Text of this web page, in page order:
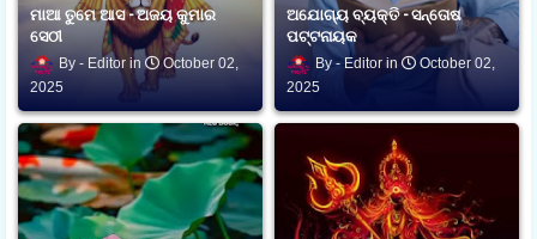
ମାଆ ତୁମେ ଆସ - ଅଜୟ କୁମାର
ସେଠୀ
Editor
October 02,
2025
ଅଯୋଗ୍ୟ ବ୍ୟକ୍ତି - ସନ୍ତୋଷ
ପଟ୍ଟନାୟକ
Editor
October 02,
2025